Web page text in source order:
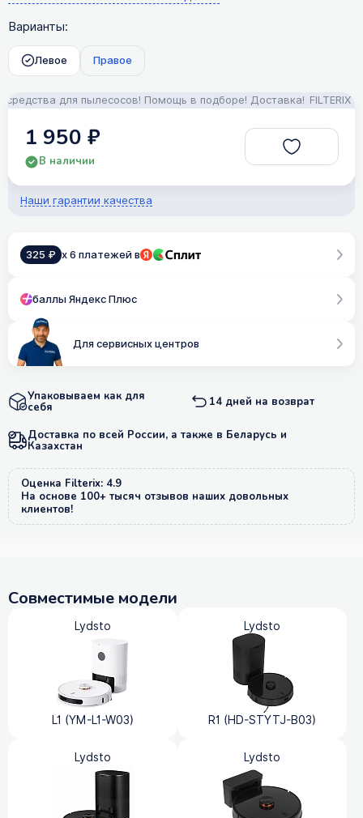
Варианты:
Левое Правое
для пылесосов! Помощь в подборе! Доставка! FILTERIX —
1 950 ₽
В наличии
Наши гарантии качества
325 ₽ x 6 платежей в
баллы Яндекс Плюс
Для сервисных центров
Упаковываем как для
себя 14 дней на возврат
Доставка по всей России, а также в Беларусь и
Казахстан
Оценка Filterix: 4.9
На основе 100+ тысяч отзывов наших довольных
клиентов!
Совместимые модели
Lydsto
L1 (YM-L1-W03)
Lydsto
R1 (HD-STYTJ-B03)
Lydsto Lydsto